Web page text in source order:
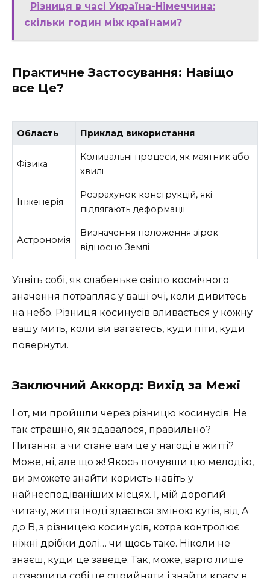
Різниця в часі Україна-Німеччина:
скільки годин між країнами?
Практичне Застосування: Навіщо
все Це?
Область Приклад використання
Фізика
Коливальні процеси, як маятник або
хвилі
Інженерія
Розрахунок конструкцій, які
підлягають деформації
Астрономія
Визначення положення зірок
відносно Землі
Уявіть собі, як слабеньке світло космічного
значення потрапляє у ваші очі, коли дивитесь
на небо. Різниця косинусів вливається у кожну
вашу мить, коли ви вагаєтесь, куди піти, куди
повернути.
Заключний Аккорд: Вихід за Межі
І от, ми пройшли через різницю косинусів. Не
так страшно, як здавалося, правильно?
Питання: а чи стане вам це у нагоді в житті?
Може, ні, але що ж! Якось почувши цю мелодію,
ви зможете знайти користь навіть у
найнесподіваніших місцях. І, мій дорогий
читачу, життя іноді здається зміною кутів, від A
до B, з різницею косинусів, котра контролює
ніжні дрібки долі… чи щось таке. Ніколи не
знаєш, куди це заведе. Так, може, варто лише